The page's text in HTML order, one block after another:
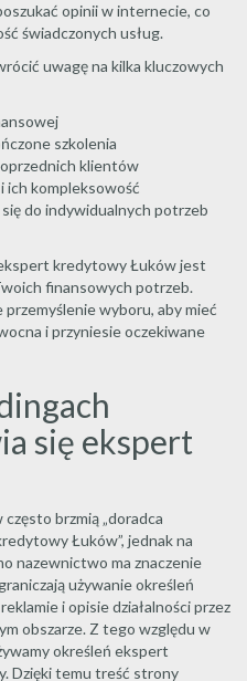
opinii w internecie, co
świadczonych usług.
uwagę na kilka kluczowych
szkolenia
klientów
ich kompleksowość
do indywidualnych potrzeb
kredytowy Łuków jest
finansowych potrzeb.
wyboru, aby mieć
i przyniesie oczekiwane
się ekspert
brzmią „doradca
Łuków”, jednak na
nazewnictwo ma znaczenie
używanie określeń
i opisie działalności przez
obszarze. Z tego względu w
określeń ekspert
Dzięki temu treść strony